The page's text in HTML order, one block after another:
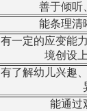
善于倾听
能条理清
有一定的应变能
境创设
有了解幼儿兴趣
能通过